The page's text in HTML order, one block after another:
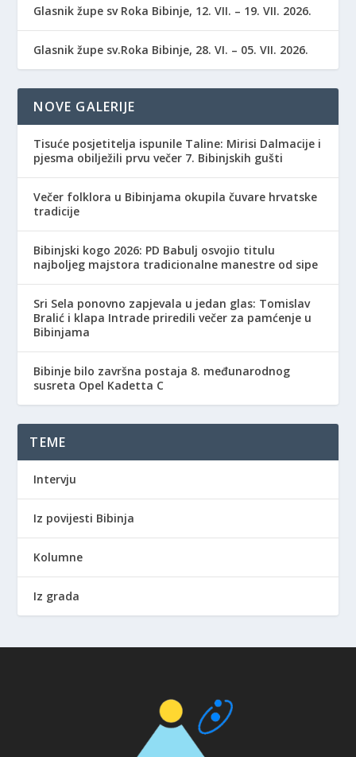
Glasnik župe sv Roka Bibinje, 12. VII. – 19. VII. 2026.
Glasnik župe sv.Roka Bibinje, 28. VI. – 05. VII. 2026.
NOVE GALERIJE
Tisuće posjetitelja ispunile Taline: Mirisi Dalmacije i
pjesma obilježili prvu večer 7. Bibinjskih gušti
Večer folklora u Bibinjama okupila čuvare hrvatske
tradicije
Bibinjski kogo 2026: PD Babulj osvojio titulu
najboljeg majstora tradicionalne manestre od sipe
Sri Sela ponovno zapjevala u jedan glas: Tomislav
Bralić i klapa Intrade priredili večer za pamćenje u
Bibinjama
Bibinje bilo završna postaja 8. međunarodnog
susreta Opel Kadetta C
TEME
Intervju
Iz povijesti Bibinja
Kolumne
Iz grada